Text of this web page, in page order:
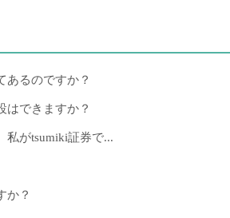
あるのですか？
はできますか？
私がtsumiki証券で...
か？